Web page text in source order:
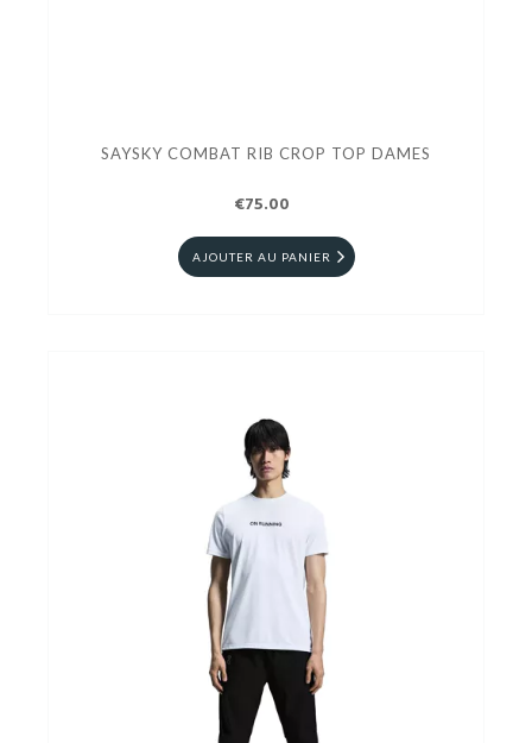
SAYSKY COMBAT RIB CROP TOP DAMES
€75.00
AJOUTER AU PANIER